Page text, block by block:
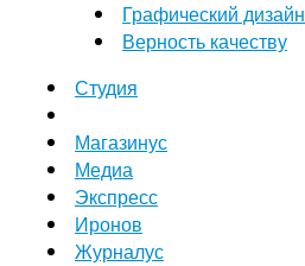
Графический дизайн
Верность качеству
Студия
Магазинус
Медиа
Экспресс
Иронов
Журналус